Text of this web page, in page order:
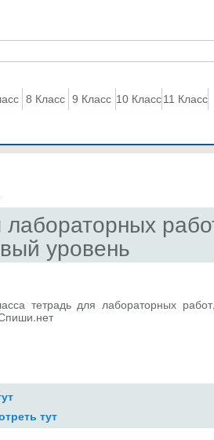
8 Класс 9 Класс 10 Класс 11 Класс
уровень
тетрадь для лабораторных
тут